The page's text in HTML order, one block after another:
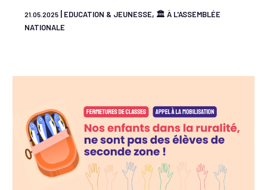
21.05.2025 EDUCATION & JEUNESSE, 🏛 À L'ASSEMBLÉE
NATIONALE